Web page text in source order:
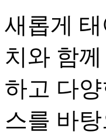
새롭게 태
치와 함
하고 다
스를 바